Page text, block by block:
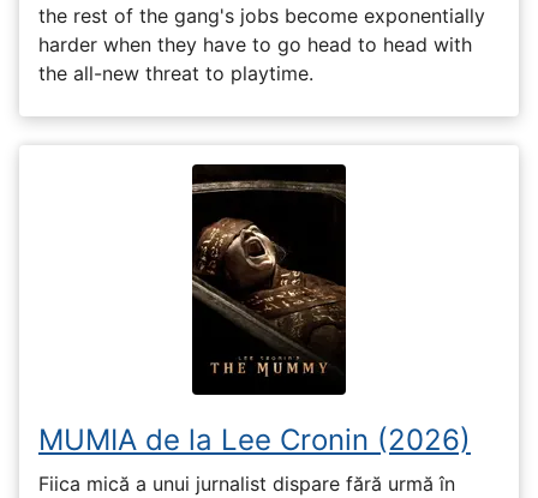
the rest of the gang's jobs become exponentially
harder when they have to go head to head with
the all-new threat to playtime.
MUMIA de la Lee Cronin (2026)
Fiica mică a unui jurnalist dispare fără urmă în